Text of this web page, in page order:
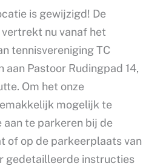
is gewijzigd! De
nu vanaf het
tennisvereniging TC
aan Pastoor Rudingpad 14,
Om het onze
mogelijk te
aan te parkeren bij de
of op de parkeerplaats van
gedetailleerde instructies